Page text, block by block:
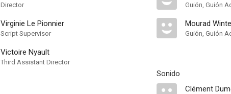
Director
Virginie Le Pionnier
Script Supervisor
Victoire Nyault
Third Assistant Director
Guión, Guión
Mourad
Guión, Guión
Sonido
Clément